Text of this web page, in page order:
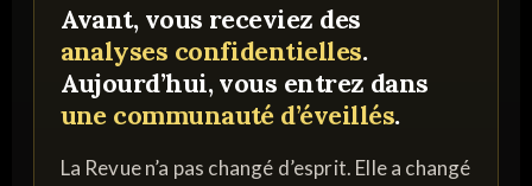
Avant, vous receviez des
analyses confidentielles.
Aujourd’hui, vous entrez dans
une communauté d’éveillés.
La Revue n’a pas changé d’esprit. Elle a changé